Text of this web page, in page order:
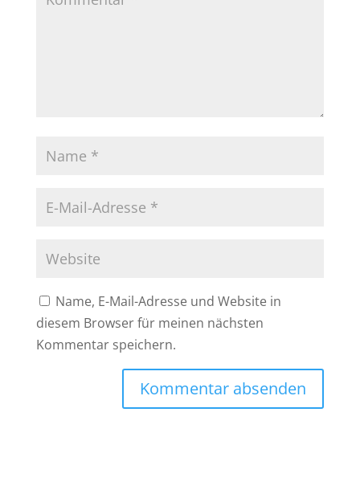
Name, E-Mail-Adresse und Website in
diesem Browser für meinen nächsten
Kommentar speichern.